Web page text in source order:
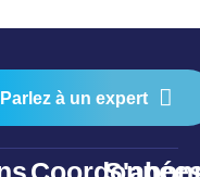
Parlez à un expert